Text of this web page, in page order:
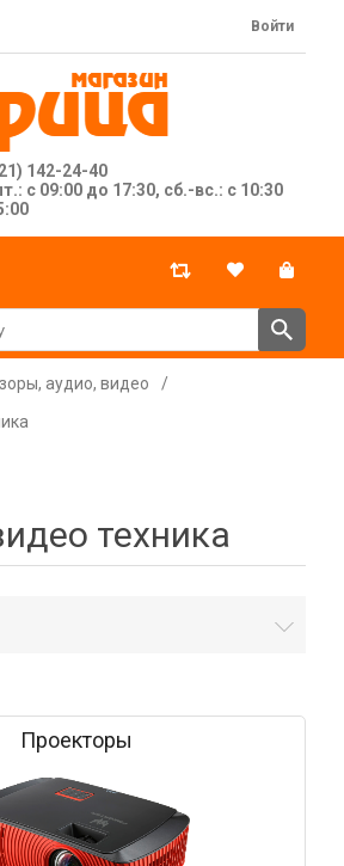
142-24-40
с 09:00 до 17:30, сб.-вс.: с 10:30
Войти
аудио, видео
/
техника
Проекторы